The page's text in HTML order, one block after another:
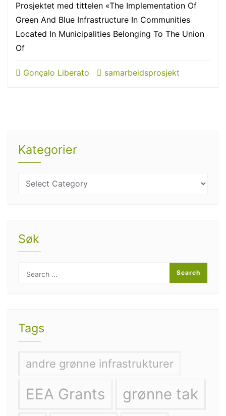
Prosjektet med tittelen «The Implementation Of
Green And Blue Infrastructure In Communities
Located In Municipalities Belonging To The Union
Of
Gonçalo Liberato samarbeidsprosjekt
Kategorier
Søk
Tags
andre grønne infrastrukturer
EEA Grants grønne tak